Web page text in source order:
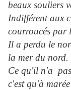
beaux souliers
Indifférent aux
courroucés par
Il a perdu le
la mer du nord.
Ce qu'il n'a
c'est qu'à